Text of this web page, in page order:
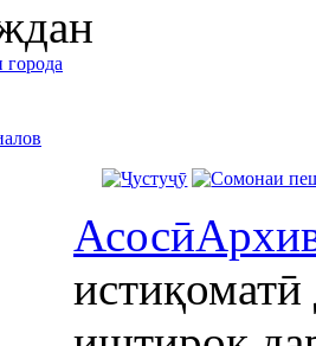
города
Асосӣ